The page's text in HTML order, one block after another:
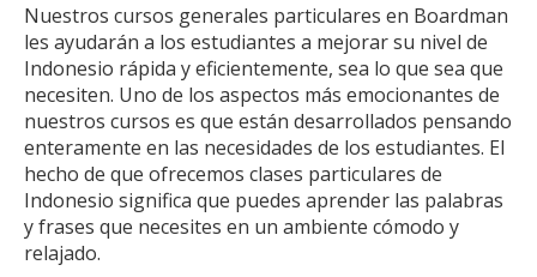
Nuestros cursos generales particulares en Boardman
les ayudarán a los estudiantes a mejorar su nivel de
Indonesio rápida y eficientemente, sea lo que sea que
necesiten. Uno de los aspectos más emocionantes de
nuestros cursos es que están desarrollados pensando
enteramente en las necesidades de los estudiantes. El
hecho de que ofrecemos clases particulares de
Indonesio significa que puedes aprender las palabras
y frases que necesites en un ambiente cómodo y
relajado.